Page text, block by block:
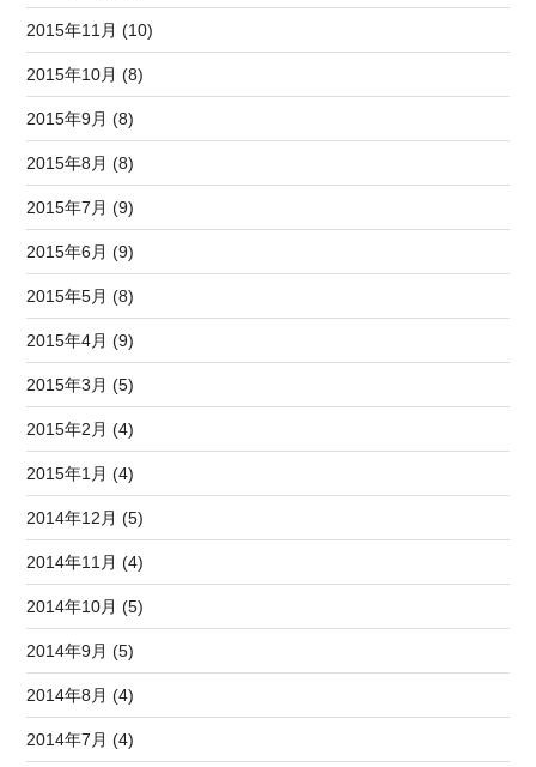
2015年11月 (10)
2015年10月 (8)
2015年9月 (8)
2015年8月 (8)
2015年7月 (9)
2015年6月 (9)
2015年5月 (8)
2015年4月 (9)
2015年3月 (5)
2015年2月 (4)
2015年1月 (4)
2014年12月 (5)
2014年11月 (4)
2014年10月 (5)
2014年9月 (5)
2014年8月 (4)
2014年7月 (4)